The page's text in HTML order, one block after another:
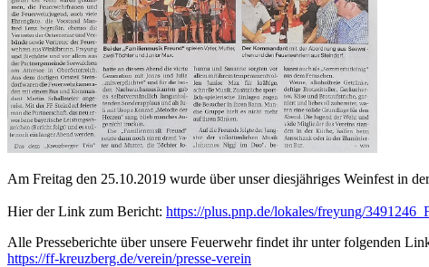
Am Freitag den 25.10.2019 wurde über unser diesjähriges Weinfest in
Hier der Link zum Bericht: https://plus.pnp.de/lokales/freyung/
Alle Presseberichte über unsere Feuerwehr findet ihr unter folgenden
https://ff-kreuzberg.de/verein/presse-verein